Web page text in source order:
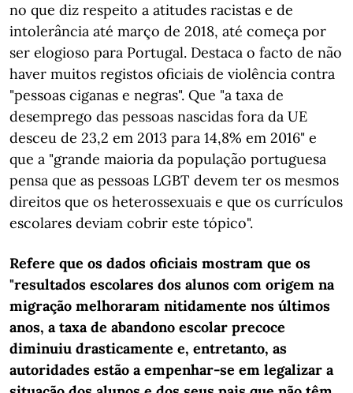
no que diz respeito a atitudes racistas e de
intolerância até março de 2018, até começa por
ser elogioso para Portugal. Destaca o facto de não
haver muitos registos oficiais de violência contra
"pessoas ciganas e negras". Que "a taxa de
desemprego das pessoas nascidas fora da UE
desceu de 23,2 em 2013 para 14,8% em 2016" e
que a "grande maioria da população portuguesa
pensa que as pessoas LGBT devem ter os mesmos
direitos que os heterossexuais e que os currículos
escolares deviam cobrir este tópico".
Refere que os dados oficiais mostram que os
"resultados escolares dos alunos com origem na
migração melhoraram nitidamente nos últimos
anos, a taxa de abandono escolar precoce
diminuiu drasticamente e, entretanto, as
autoridades estão a empenhar-se em legalizar a